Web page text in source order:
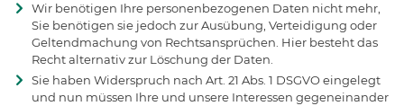
Wir benötigen Ihre personenbezogenen Daten nicht mehr,
Sie benötigen sie jedoch zur Ausübung, Verteidigung oder
Geltendmachung von Rechtsansprüchen. Hier besteht das
Recht alternativ zur Löschung der Daten.
Sie haben Widerspruch nach Art. 21 Abs. 1 DSGVO eingelegt
und nun müssen Ihre und unsere Interessen gegeneinander